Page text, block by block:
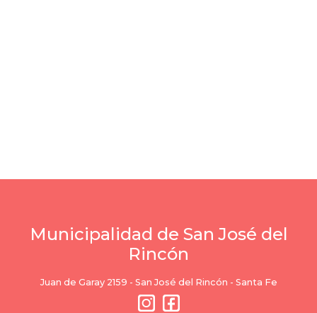
Municipalidad de San José del
Rincón
Juan de Garay 2159 - San José del Rincón - Santa Fe